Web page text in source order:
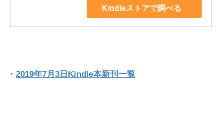
Kindleストアで調べる
・ 2019年7月3日Kindle本新刊一覧